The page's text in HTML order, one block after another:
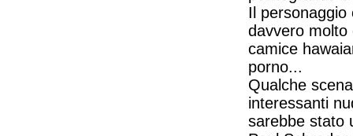
Il
davvero molto
camice
porno...
Qualche
interessanti
sarebbe stato